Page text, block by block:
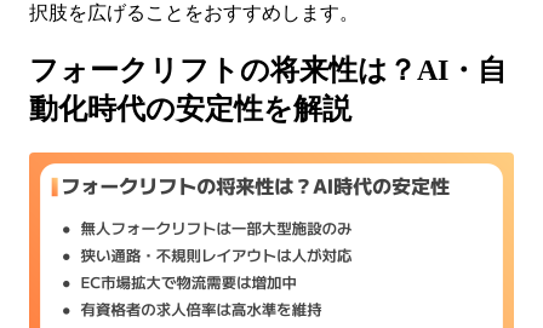
択肢を広げることをおすすめします。
フォークリフトの将来性は？AI・自
動化時代の安定性を解説